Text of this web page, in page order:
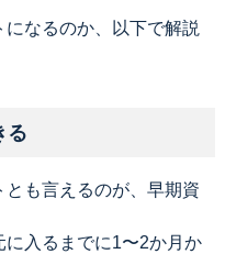
なるのか、以下で解説
る
も言えるのが、早期資
入るまでに1〜2か月か